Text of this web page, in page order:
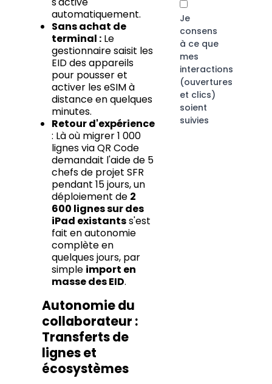
automatiquement.
Sans achat de
terminal :Le
gestionnaire saisit les
EID des appareils
pour pousser et
activer les eSIM à
distance en quelques
minutes.
Retour d'expérience
: Là où migrer 1 000
lignes via QR Code
demandait l'aide de 5
chefs de projet SFR
pendant 15 jours, un
déploiement de 2
600 lignes sur des
iPad existantss'est
fait en autonomie
complète en
quelques jours, par
simple import en
masse des EID.
Autonomie du
collaborateur :
Transferts de
lignes et
écosystèmes
Je
consens
à ce que
mes
interactions
(ouvertures
et clics)
soient
suivies